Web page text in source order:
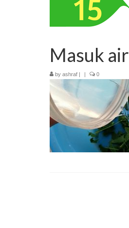
Masuk air
by ashraf | | 0